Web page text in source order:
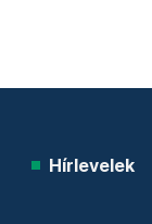
Hírlevelek